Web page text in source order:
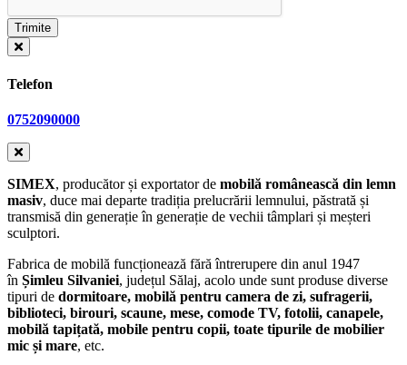
Telefon
0752090000
SIMEX, producător și exportator de mobilă românească din lemn
masiv, duce mai departe tradiția prelucrării lemnului, păstrată și
transmisă din generație în generație de vechii tâmplari și meșteri
sculptori.
Fabrica de mobilă funcționează fără întrerupere din anul 1947
în Șimleu Silvaniei, județul Sălaj, acolo unde sunt produse diverse
tipuri de dormitoare, mobilă pentru camera de zi, sufragerii,
biblioteci, birouri, scaune, mese, comode TV, fotolii, canapele,
mobilă tapițată, mobile pentru copii, toate tipurile de mobilier
mic și mare, etc.